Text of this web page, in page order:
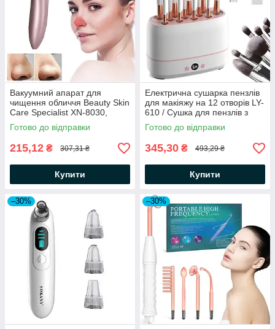
Вакуумний апарат для
чищення обличчя Beauty Skin
Care Specialist XN-8030,
Рожевий / Вакуумний очисник
пор
Готово до відправки
215,12 ₴ 307,31 ₴
Купити
Електрична сушарка пензлів
для макіяжу на 12 отворів LY-
610 / Сушка для пензлів з
контролем температури
Готово до відправки
345,30 ₴ 493,29 ₴
Купити
–30% –30%